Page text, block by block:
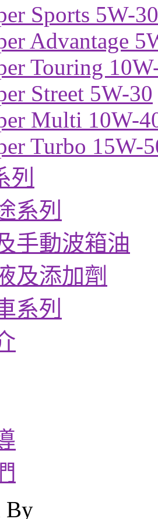
Sports 5W-30
Advantage
Touring
Street 5W-30
Multi 10W-
Turbo 15W-
列
系列
手動波箱油
及添加劑
系列
By